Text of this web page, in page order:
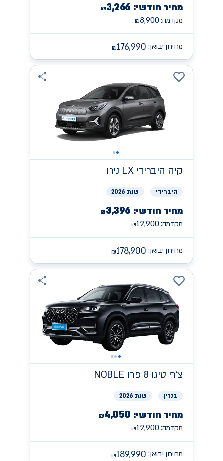
מחיר חודשי: ₪3,266
מקדמה: ₪8,900
מחירון יבואן: ₪176,990
קיה היברידי LX נירו
היברידי שנת 2026
מחיר חודשי: ₪3,396
מקדמה: ₪12,900
מחירון יבואן: ₪178,900
צ'רי NOBLE טיגו 8 פרו
בנזין שנת 2026
מחיר חודשי: ₪4,050
מקדמה: ₪12,900
מחירון יבואן: ₪189,990